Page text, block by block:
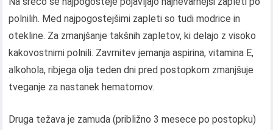
polnilih. Med najpogostejšimi zapleti so tudi modrice in
otekline. Za zmanjšanje takšnih zapletov, ki delajo z visoko
kakovostnimi polnili. Zavrnitev jemanja aspirina, vitamina E,
alkohola, ribjega olja teden dni pred postopkom zmanjšuje
tveganje za nastanek hematomov.
Druga težava je zamuda (približno 3 mesece po postopku)